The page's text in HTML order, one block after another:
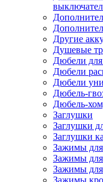
Другие
Душевые
Дюбели для
Дюбели
Дюбели
Дюбель-
Дюбель-
Заглушки
Заглушки
Заглушки
Зажимы для
Зажимы
Зажимы
Зажимы